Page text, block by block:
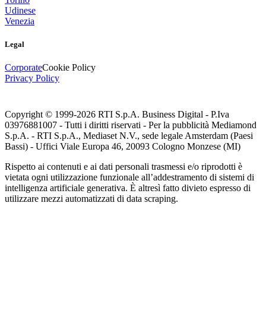
Udinese
Venezia
Legal
CorporateCookie Policy
Privacy Policy
Copyright © 1999-2026 RTI S.p.A. Business Digital - P.Iva
03976881007 - Tutti i diritti riservati - Per la pubblicità Mediamond
S.p.A. - RTI S.p.A., Mediaset N.V., sede legale Amsterdam (Paesi
Bassi) - Uffici Viale Europa 46, 20093 Cologno Monzese (MI)
Rispetto ai contenuti e ai dati personali trasmessi e/o riprodotti è
vietata ogni utilizzazione funzionale all’addestramento di sistemi di
intelligenza artificiale generativa. È altresì fatto divieto espresso di
utilizzare mezzi automatizzati di data scraping.